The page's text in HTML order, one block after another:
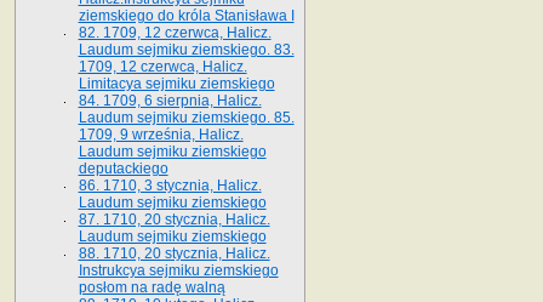
ziemskiego do króla Stanisława I
82. 1709, 12 czerwca, Halicz.
Laudum sejmiku ziemskiego. 83.
1709, 12 czerwca, Halicz.
Limitacya sejmiku ziemskiego
84. 1709, 6 sierpnia, Halicz.
Laudum sejmiku ziemskiego. 85.
1709, 9 września, Halicz.
Laudum sejmiku ziemskiego
deputackiego
86. 1710, 3 stycznia, Halicz.
Laudum sejmiku ziemskiego
87. 1710, 20 stycznia, Halicz.
Laudum sejmiku ziemskiego
88. 1710, 20 stycznia, Halicz.
Instrukcya sejmiku ziemskiego
posłom na radę walną